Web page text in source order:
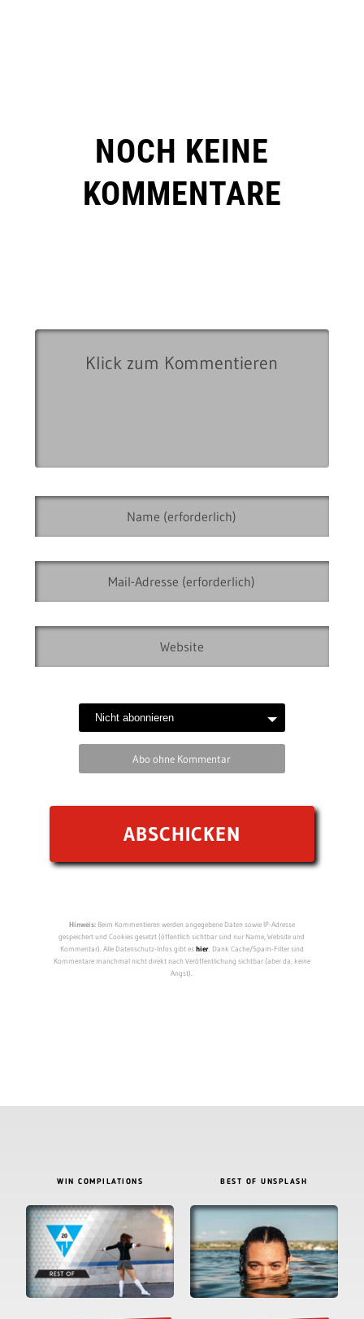
NOCH KEINE
KOMMENTARE
Abo ohne Kommentar
Hinweis:Beim Kommentieren werden angegebene Daten sowie IP-Adresse
gespeichert und Cookies gesetzt (öffentlich sichtbar sind nur Name, Website und
Kommentar). Alle Datenschutz-Infos gibt eshier. Dank Cache/Spam-Filter sind
Kommentare manchmal nicht direkt nach Veröffentlichung sichtbar (aber da, keine
Angst).
WIN COMPILATIONS BEST OF UNSPLASH